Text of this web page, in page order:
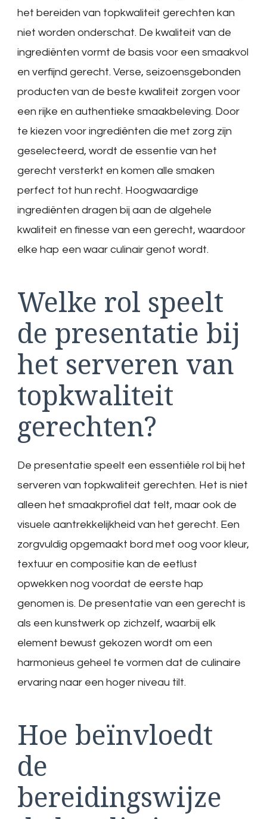
het bereiden van topkwaliteit gerechten kan
niet worden onderschat. De kwaliteit van de
ingrediënten vormt de basis voor een smaakvol
en verfijnd gerecht. Verse, seizoensgebonden
producten van de beste kwaliteit zorgen voor
een rijke en authentieke smaakbeleving. Door
te kiezen voor ingrediënten die met zorg zijn
geselecteerd, wordt de essentie van het
gerecht versterkt en komen alle smaken
perfect tot hun recht. Hoogwaardige
ingrediënten dragen bij aan de algehele
kwaliteit en finesse van een gerecht, waardoor
elke hap een waar culinair genot wordt.
Welke rol speelt
de presentatie bij
het serveren van
topkwaliteit
gerechten?
De presentatie speelt een essentiële rol bij het
serveren van topkwaliteit gerechten. Het is niet
alleen het smaakprofiel dat telt, maar ook de
visuele aantrekkelijkheid van het gerecht. Een
zorgvuldig opgemaakt bord met oog voor kleur,
textuur en compositie kan de eetlust
opwekken nog voordat de eerste hap
genomen is. De presentatie van een gerecht is
als een kunstwerk op zichzelf, waarbij elk
element bewust gekozen wordt om een
harmonieus geheel te vormen dat de culinaire
ervaring naar een hoger niveau tilt.
Hoe beïnvloedt
de
bereidingswijze